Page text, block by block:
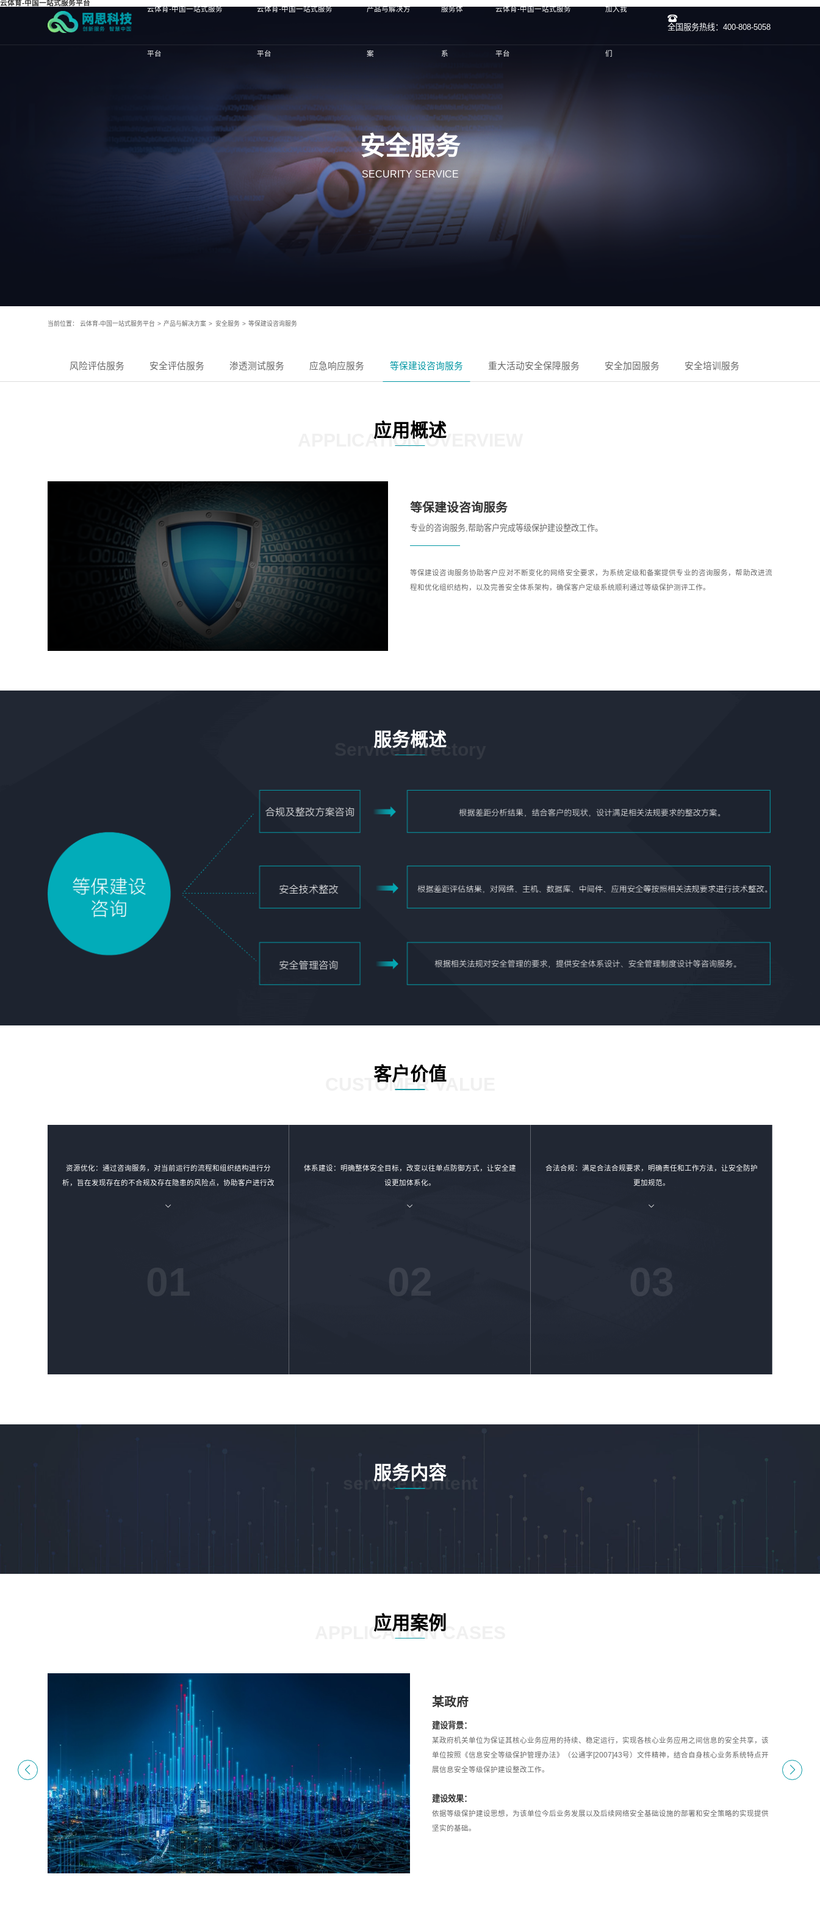
云体育-中国一站式服务平台
云体育-中国一站式服务
平台
云体育-中国一站式服务
平台
产品与解决方
案
服务体
系
云体育-中国一站式服务
平台
加入我
们
全国服务热线：400-808-5058
安全服务
SECURITY SERVICE
当前位置： 云体育-中国一站式服务平台 > 产品与解决方案 > 安全服务 > 等保建设咨询服务
风险评估服务 安全评估服务 渗透测试服务 应急响应服务 等保建设咨询服务 重大活动安全保障服务 安全加固服务 安全培训服务
应用概述
APPLICATION OVERVIEW
等保建设咨询服务
专业的咨询服务,帮助客户完成等级保护建设整改工作。
等保建设咨询服务协助客户应对不断变化的网络安全要求，为系统定级和备案提供专业的咨询服务，帮助改进流
程和优化组织结构，以及完善安全体系架构，确保客户定级系统顺利通过等级保护测评工作。
服务概述
Service Directory
客户价值
CUSTOMER VALUE
资源优化：通过咨询服务，对当前运行的流程和组织结构进行分
析，旨在发现存在的不合规及存在隐患的风险点，协助客户进行改
01
体系建设：明确整体安全目标，改变以往单点防御方式，让安全建
设更加体系化。
02
合法合规：满足合法合规要求，明确责任和工作方法，让安全防护
更加规范。
03
服务内容
service content
应用案例
APPLICATION CASES
某政府
建设背景：
某政府机关单位为保证其核心业务应用的持续、稳定运行，实现各核心业务应用之间信息的安全共享，该
单位按照《信息安全等级保护管理办法》（公通字[2007]43号）文件精神，结合自身核心业务系统特点开
展信息安全等级保护建设整改工作。
建设效果：
依据等级保护建设思想，为该单位今后业务发展以及后续网络安全基础设施的部署和安全策略的实现提供
坚实的基础。